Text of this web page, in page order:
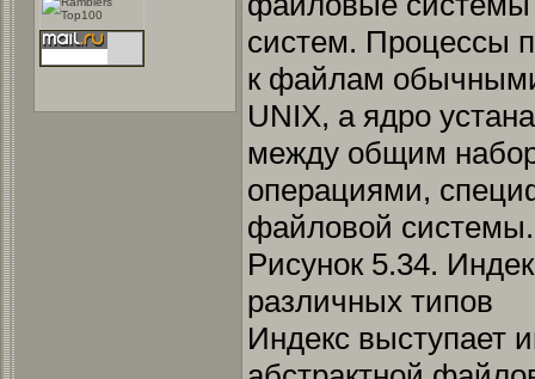
систем. Процессы
к файлам
UNIX, а ядро
между общим
операциями,
файловой системы.
Рисунок 5.34.
различных типов
Индекс выступает